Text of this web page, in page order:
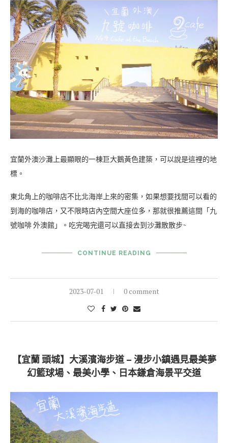
宜蘭外澳沙灘上最顯眼的一棟巨大鵝黃色建築，可以說是這裡的地
標。
東北角上的咖啡店不比北海岸上來的密集，如果想要找間可以看的
到海的咖啡店，又不限時店內空間大座位多，那就很推薦這間「九
號咖啡 外澳館」。吃完喝完還可以直接去到沙灘散散步~
CONTINUE READING
2023-07-01 0 comment
【宜蘭 頭城】大溪濱海步道 – 漫步小鎮遇見最美夢
幻籃球場、最美小學、日本鎌倉海景平交道